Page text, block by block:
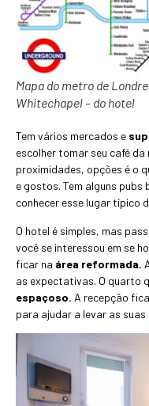
Mapa do metro de
Whitechapel – do hotel
Tem vários mercados e
escolher tomar seu café da
proximidades, opções é o
e gostos. Tem alguns pubs
conhecer esse lugar típico
O hotel é simples, mas
você se interessou em se
ficar na área reformada.
as expectativas. O quarto
espaçoso. A recepção
para ajudar a levar as